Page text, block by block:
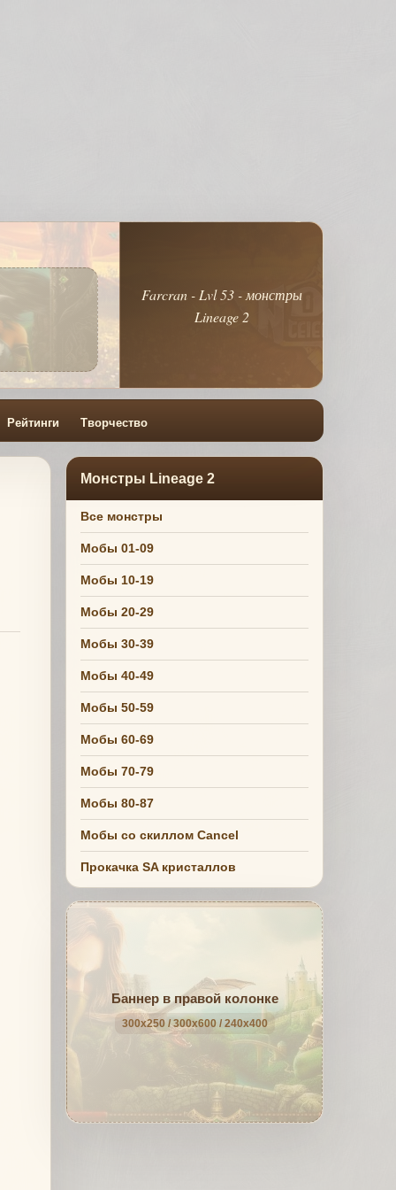
Farcran - Lvl 53 - монстры
Lineage 2
Рейтинги Творчество
Монстры Lineage 2
Все монстры
Мобы 01-09
Мобы 10-19
Мобы 20-29
Мобы 30-39
Мобы 40-49
Мобы 50-59
Мобы 60-69
Мобы 70-79
Мобы 80-87
Мобы со скиллом Cancel
Прокачка SA кристаллов
Баннер в правой колонке
300x250 / 300x600 / 240x400